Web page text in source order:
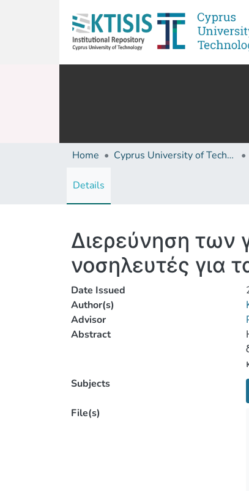
Home Cyprus University of Technology (Research Output)
Details
Διερεύνηση των
νοσηλευτές για
Date Issued
Author(s)
Advisor
Abstract
Subjects
File(s)